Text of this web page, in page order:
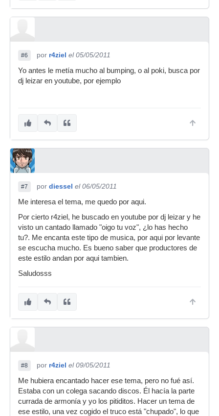
#6 por r4ziel el 05/05/2011
Yo antes le metía mucho al bumping, o al poki, busca por
dj leizar en youtube, por ejemplo
#7 por diessel el 06/05/2011
Me interesa el tema, me quedo por aqui.
Por cierto r4ziel, he buscado en youtube por dj leizar y he
visto un cantado llamado "oigo tu voz", ¿lo has hecho
tu?. Me encanta este tipo de musica, por aqui por levante
se escucha mucho. Es bueno saber que productores de
este estilo andan por aqui tambien.
Saludosss
#8 por r4ziel el 09/05/2011
Me hubiera encantado hacer ese tema, pero no fué así.
Estaba con un colega sacando discos. Él hacía la parte
currada de armonía y yo los pitiditos. Hacer un tema de
ese estilo, una vez cogido el truco está "chupado", lo que